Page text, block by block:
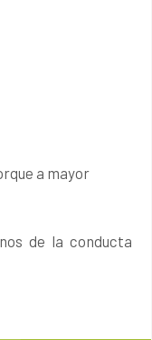
a mayor
de la conducta